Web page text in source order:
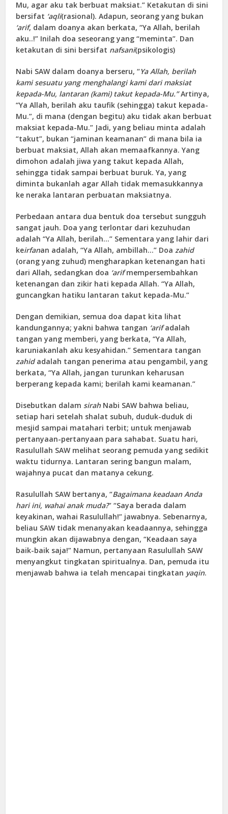
Mu, agar aku tak berbuat maksiat.” Ketakutan di sini
bersifat ‘aqli(rasional). Adapun, seorang yang bukan
‘arif, dalam doanya akan berkata, “Ya Allah, berilah
aku..!” Inilah doa seseorang yang “meminta”. Dan
ketakutan di sini bersifat nafsani(psikologis)
Nabi SAW dalam doanya berseru, “Ya Allah, berilah
kami sesuatu yang menghalangi kami dari maksiat
kepada-Mu, lantaran (kami) takut kepada-Mu.”Artinya,
“Ya Allah, berilah aku taufik (sehingga) takut kepada-
Mu.”, di mana (dengan begitu) aku tidak akan berbuat
maksiat kepada-Mu.” Jadi, yang beliau minta adalah
“takut”, bukan “jaminan keamanan” di mana bila ia
berbuat maksiat, Allah akan memaafkannya. Yang
dimohon adalah jiwa yang takut kepada Allah,
sehingga tidak sampai berbuat buruk. Ya, yang
diminta bukanlah agar Allah tidak memasukkannya
ke neraka lantaran perbuatan maksiatnya.
Perbedaan antara dua bentuk doa tersebut sungguh
sangat jauh. Doa yang terlontar dari kezuhudan
adalah “Ya Allah, berilah…” Sementara yang lahir dari
keirfanan adalah, “Ya Allah, ambillah…” Doazahid
(orang yang zuhud) mengharapkan ketenangan hati
dari Allah, sedangkan doa ‘arifmempersembahkan
ketenangan dan zikir hati kepada Allah. “Ya Allah,
guncangkan hatiku lantaran takut kepada-Mu.”
Dengan demikian, semua doa dapat kita lihat
kandungannya; yakni bahwa tangan ‘arifadalah
tangan yang memberi, yang berkata, “Ya Allah,
karuniakanlah aku kesyahidan.” Sementara tangan
zahid adalah tangan penerima atau pengambil, yang
berkata, “Ya Allah, jangan turunkan keharusan
berperang kepada kami; berilah kami keamanan.”
Disebutkan dalam sirah Nabi SAW bahwa beliau,
setiap hari setelah shalat subuh, duduk-duduk di
mesjid sampai matahari terbit; untuk menjawab
pertanyaan-pertanyaan para sahabat. Suatu hari,
Rasulullah SAW melihat seorang pemuda yang sedikit
waktu tidurnya. Lantaran sering bangun malam,
wajahnya pucat dan matanya cekung.
Rasulullah SAW bertanya, “Bagaimana keadaan Anda
hari ini, wahai anak muda?” “Saya berada dalam
keyakinan, wahai Rasulullah!” jawabnya. Sebenarnya,
beliau SAW tidak menanyakan keadaannya, sehingga
mungkin akan dijawabnya dengan, “Keadaan saya
baik-baik saja!” Namun, pertanyaan Rasulullah SAW
menyangkut tingkatan spiritualnya. Dan, pemuda itu
menjawab bahwa ia telah mencapai tingkatan yaqin.